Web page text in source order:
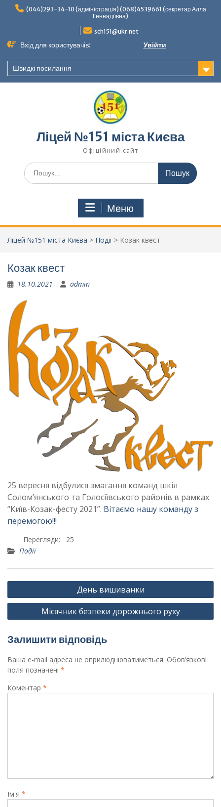
Перейти(044)293-34-10 (адміністрація) (068)4539661 (секретар Алла
Геннадіївна)
sch151@ukr.net
Вхід для користувачів: Увійти
Швидкі посилання
Ліцей №151 міста Києва
Офіційний сайт
Шукати:
Меню
Ліцей №151 міста Києва > Події > Козак квест
Козак квест
18.10.2021 admin
25 вересня відбулися змагання команд шкіл
Солом’янського та Голосіївського районів в рамках
“Київ-Козак-фесту 2021”. Вітаємо нашу команду з
перемогою!!!
Перегляди:
25
Події
Навігація
записів
День вишиванки
Місячник безпеки дорожнього руху
Залишити відповідь
Ваша e-mail адреса не оприлюднюватиметься. Обов’язкові
поля позначені *
Коментар *
Ім'я *